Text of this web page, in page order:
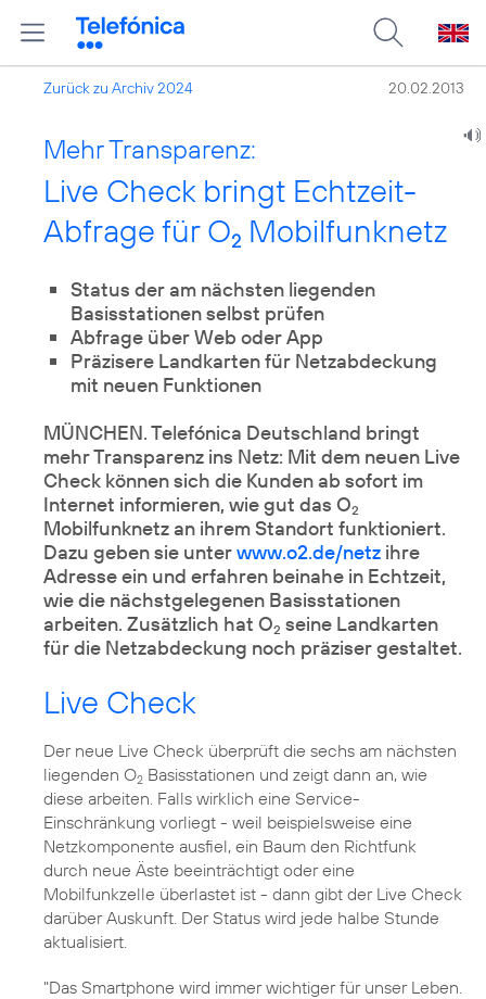
Zurück zu Archiv 2024 20.02.2013
Mehr Transparenz:
Live Check bringt Echtzeit-
Abfrage für O2 Mobilfunknetz
Status der am nächsten liegenden
Basisstationen selbst prüfen
Abfrage über Web oder App
Präzisere Landkarten für Netzabdeckung
mit neuen Funktionen
MÜNCHEN. Telefónica Deutschland bringt
mehr Transparenz ins Netz: Mit dem neuen Live
Check können sich die Kunden ab sofort im
Internet informieren, wie gut das O2
Mobilfunknetz an ihrem Standort funktioniert.
Dazu geben sie unterwww.o2.de/netz ihre
Adresse ein und erfahren beinahe in Echtzeit,
wie die nächstgelegenen Basisstationen
arbeiten. Zusätzlich hat O2 seine Landkarten
für die Netzabdeckung noch präziser gestaltet.
Live Check
Der neue Live Check überprüft die sechs am nächsten
liegenden O2 Basisstationen und zeigt dann an, wie
diese arbeiten. Falls wirklich eine Service-
Einschränkung vorliegt - weil beispielsweise eine
Netzkomponente ausfiel, ein Baum den Richtfunk
durch neue Äste beeinträchtigt oder eine
Mobilfunkzelle überlastet ist - dann gibt der Live Check
darüber Auskunft. Der Status wird jede halbe Stunde
aktualisiert.
"Das Smartphone wird immer wichtiger für unser Leben.